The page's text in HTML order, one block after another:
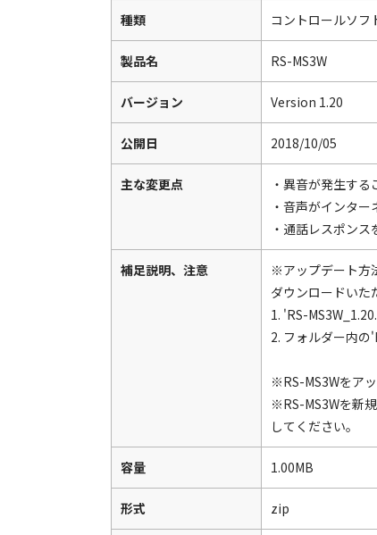
種類 コントロールソフ
製品名 RS-MS3W
バージョン Version 1.20
公開日 2018/10/05
主な変更点
・異音が発生す
・音声がインタ
・通話レスポンス
補足説明、注意
※アップデート方
ダウンロードいた
1. 'RS-
2. フォルダー内の
※RS-MS3Wをア
※RS-MS3Wを新
してください。
容量 1.00MB
形式 zip